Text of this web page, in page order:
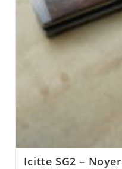
Icitte SG2 –